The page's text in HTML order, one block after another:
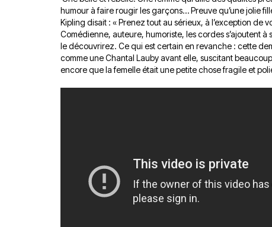
humour à faire rougir les garçons… Preuve qu’une jolie
Kipling disait : « Prenez tout au sérieux, à l’exception de
Comédienne, auteure, humoriste, les cordes s’ajoutent
le découvrirez. Ce qui est certain en revanche : cette
comme une Chantal Lauby avant elle, suscitant
encore que la femelle était une petite chose fragile et